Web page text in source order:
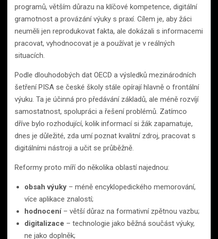
programů, větším důrazu na klíčové kompetence, digitální
gramotnost a provázání výuky s praxí. Cílem je, aby žáci
neuměli jen reprodukovat fakta, ale dokázali s informacemi
pracovat, vyhodnocovat je a používat je v reálných
situacích.
Podle dlouhodobých dat OECD a výsledků mezinárodních
šetření PISA se české školy stále opírají hlavně o frontální
výuku. Ta je účinná pro předávání základů, ale méně rozvíjí
samostatnost, spolupráci a řešení problémů. Zatímco
dříve bylo rozhodující, kolik informací si žák zapamatuje,
dnes je důležité, zda umí poznat kvalitní zdroj, pracovat s
digitálními nástroji a učit se průběžně.
Reformy proto míří do několika oblastí najednou:
obsah výuky – méně encyklopedického memorování,
více aplikace znalostí;
hodnocení– větší důraz na formativní zpětnou vazbu;
digitalizace – technologie jako běžná součást výuky,
ne jako doplněk;